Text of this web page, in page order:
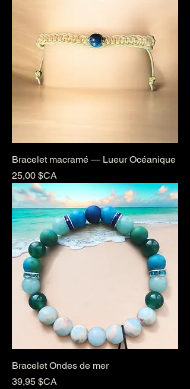
Bracelet macramé — Lueur Océanique
Prix
25,00 $CA
Bracelet Ondes de mer
Prix
39,95 $CA